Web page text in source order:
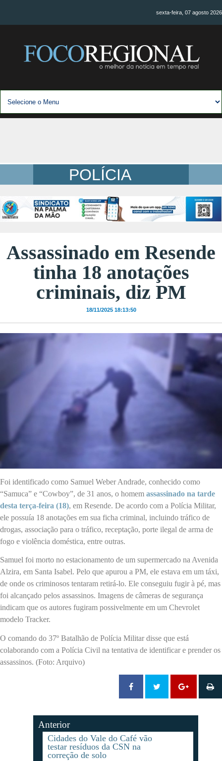
sexta-feira, 07 agosto 2026
POLÍCIA
Assassinado em Resende
tinha 18 anotações
criminais, diz PM
18/11/2025 18:13:50
Foi identificado como Samuel Weber Andrade, conhecido como
“Samuca” e “Cowboy”, de 31 anos, o homem assassinado na tarde
desta terça-feira (18), em Resende. De acordo com a Polícia Militar,
ele possuía 18 anotações em sua ficha criminal, incluindo tráfico de
drogas, associação para o tráfico, receptação, porte ilegal de arma de
fogo e violência doméstica, entre outras.
Samuel foi morto no estacionamento de um supermercado na Avenida
Alzira, em Santa Isabel. Pelo que apurou a PM, ele estava em um táxi,
de onde os criminosos tentaram retirá-lo. Ele conseguiu fugir à pé, mas
foi alcançado pelos assassinos. Imagens de câmeras de segurança
indicam que os autores fugiram possivelmente em um Chevrolet
modelo Tracker.
O comando do 37º Batalhão de Polícia Militar disse que está
colaborando com a Polícia Civil na tentativa de identificar e prender os
assassinos. (Foto: Arquivo)
Anterior
Cidades do Vale do Café vão
testar resíduos da CSN na
correção de solo